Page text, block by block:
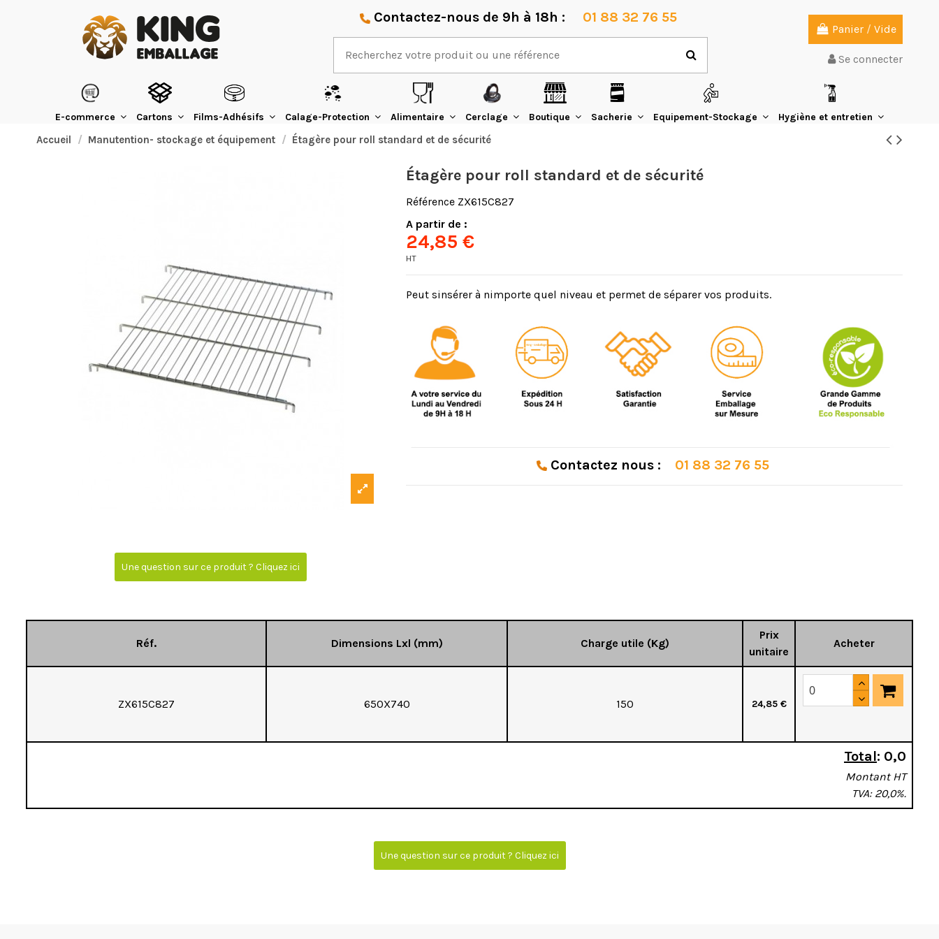
Contactez-nous de 9h à 18h : 01 88 32 76 55
Panier / Vide
Se connecter
E-commerce Cartons Films-Adhésifs Calage-Protection Alimentaire Cerclage Boutique Sacherie Equipement-Stockage Hygiène et entretien
Accueil Manutention- stockage et équipement Étagère pour roll standard et de sécurité
Une question sur ce produit ? Cliquez ici
Étagère pour roll standard et de sécurité
Référence ZX615C827
A partir de :
24,85 €
HT
Peut sinsérer à nimporte quel niveau et permet de séparer vos produits.
Contactez nous : 01 88 32 76 55
Réf. Dimensions Lxl (mm) Charge utile (Kg)
Prix
unitaire
Acheter
ZX615C827 650X740 150 24,85 €
Total: 0,0
Montant HT
TVA: 20,0%.
Une question sur ce produit ? Cliquez ici